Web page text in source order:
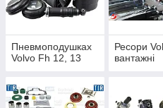
Пневмоподушках
Volvo Fh 12, 13
Ресори
вантажні